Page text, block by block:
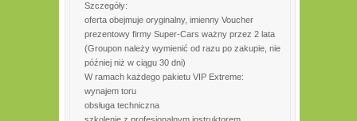
Szczegóły:
oferta obejmuje oryginalny, imienny Voucher
prezentowy firmy Super-Cars ważny przez 2 lata
(Groupon należy wymienić od razu po zakupie, nie
później niż w ciągu 30 dni)
W ramach każdego pakietu VIP Extreme:
wynajem toru
obsługa techniczna